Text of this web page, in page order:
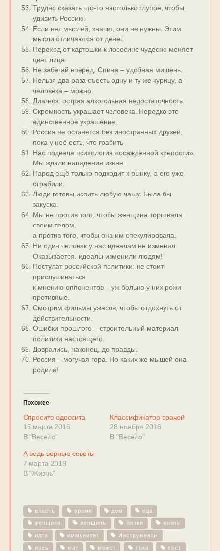
Трудно сказать что-то настолько глупое, чтобы
удивить Россию.
Если нет мыслей, значит, они не нужны. Этим
мысли отличаются от денег.
Переход от картошки к лососине чудесно меняет
цвет лица.
Не забегай вперёд. Спина – удобная мишень.
Нельзя два раза съесть одну и ту же курицу, а
человека – можно.
Диагноз: острая алкогольная недостаточность.
Скромность украшает человека. Нередко это
единственное украшение.
Россия не останется без иностранных друзей,
пока у неё есть, что грабить
Нас подвела психология «осаждённой крепости».
Мы ждали нападения извне.
Народ ещё только подходит к рынку, а его уже
ограбили.
Люди готовы испить любую чашу. Была бы
закуска.
Мы не против того, чтобы женщина торговала
своим телом,
а против того, чтобы она им спекулировала.
Ни один человек у нас идеалам не изменял.
Оказывается, идеалы изменили людям!
Постулат российской политики: не стоит
прислушиваться
к мнению оппонентов – уж больно у них рожи
противные.
Смотрим фильмы ужасов, чтобы отдохнуть от
действительности.
Ошибки прошлого – строительный материал
политики настоящего.
Доврались, наконец, до правды.
Россия – могучая гора. Но каких же мышей она
родила!
Похожее
Спросите одессита
15 марта 2016
В "Весело"
Классификатор врачей
28 ноября 2016
В "Весело"
А ведь верные советы
7 марта 2019
В "Жизнь"
власть время дом еда
женщина женщины жизни жизнь
идти иммунитет Инструменты
лось мат может пока свет